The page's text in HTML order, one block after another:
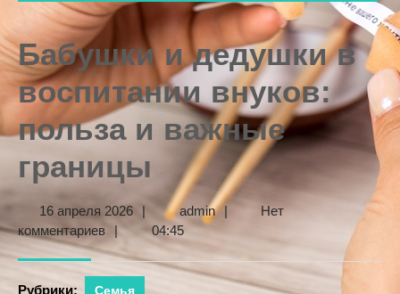
Бабушки и дедушки в
воспитании внуков:
польза и важные
границы
16 апреля 202616
апреля
2026
| adminadmin
|
Нет
комментариев
| 04:45
Рубрики: Семья